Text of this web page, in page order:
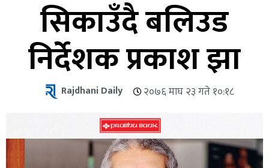
सिकाउँदै बलिउड
निर्देशक प्रकाश झा
Rajdhani Daily २०७६ माघ २३ गते १०:१८